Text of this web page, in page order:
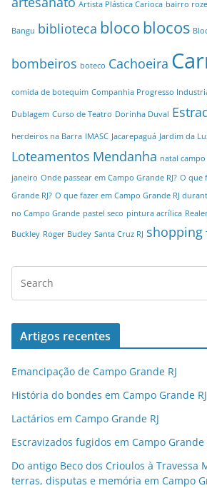
Artista Plástica Carioca bairro
Bangu biblioteca blocoblocos
bombeiros boteco Cachoeira
comida de botequim Companhia Progresso
Dublagem Curso de Teatro Dorinha Duval
herdeiros na Barra IMASC Jacarepaguá Jardim da
Loteamentos Mendanha natal
janeiro Onde passear em Campo Grande RJ? O que
Grande RJ? O que fazer em Campo Grande RJ
no Campo Grande pastel seco pintura acrílica
Buckley Roger Bucley Santa Cruz RJ shopping
Artigos recentes
Emancipação de Campo Grande RJ
História do bondes em Campo Grande RJ
Lactários em Campo Grande RJ
Escravizados fugidos em Campo Grande
Do antigo Beco dos Crioulos à Travessa
terras, disputas e memória em Campo